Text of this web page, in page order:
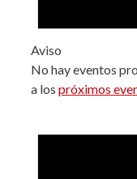
Aviso
No hay eventos
a los próximos